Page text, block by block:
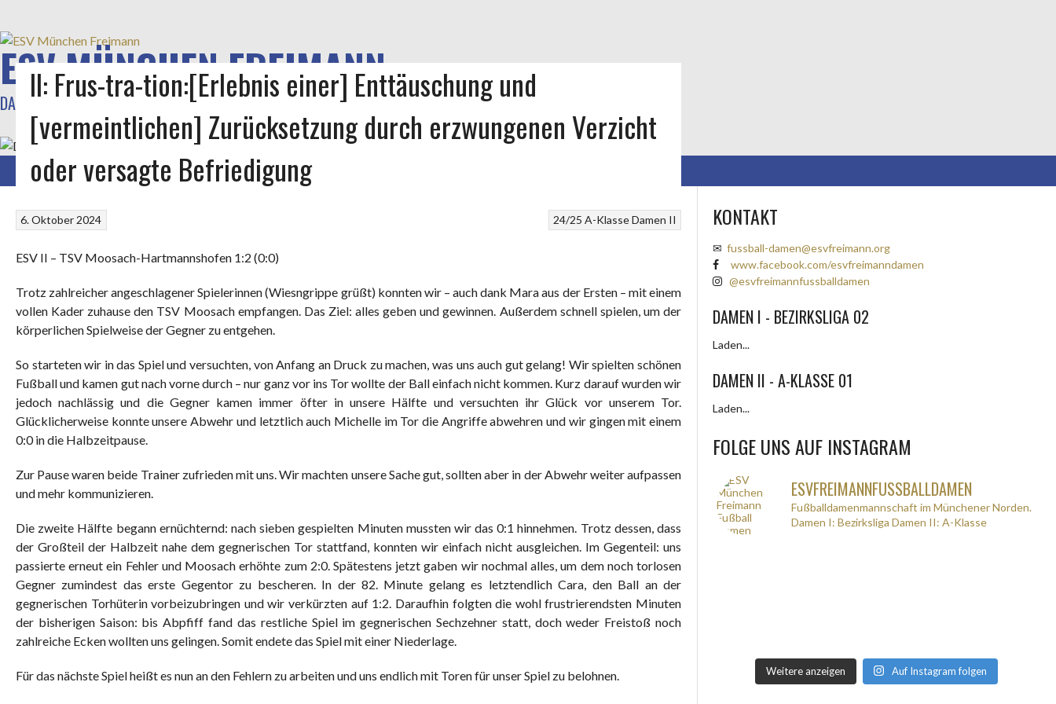
Inhalt
ESV MÜNCHEN FREIMANN
DAMEN I IN BZL 02 UND DAMEN II IN A-KLASSE 01
STARTSEITE GALERIE TRAINING SPIELBERICHTE KADER LIGABETRIEB
II: Frus-tra-tion:[Erlebnis einer] Enttäuschung und
[vermeintlichen] Zurücksetzung durch erzwungenen Verzicht
oder versagte Befriedigung
24/25 A-KlasseDamen II
6. Oktober 2024
ESV II – TSV Moosach-Hartmannshofen 1:2 (0:0)
Trotz zahlreicher angeschlagener Spielerinnen (Wiesngrippe grüßt) konnten wir – auch dank Mara aus der Ersten – mit einem
vollen Kader zuhause den TSV Moosach empfangen. Das Ziel: alles geben und gewinnen. Außerdem schnell spielen, um der
körperlichen Spielweise der Gegner zu entgehen.
So starteten wir in das Spiel und versuchten, von Anfang an Druck zu machen, was uns auch gut gelang! Wir spielten schönen
Fußball und kamen gut nach vorne durch – nur ganz vor ins Tor wollte der Ball einfach nicht kommen. Kurz darauf wurden wir
jedoch nachlässig und die Gegner kamen immer öfter in unsere Hälfte und versuchten ihr Glück vor unserem Tor.
Glücklicherweise konnte unsere Abwehr und letztlich auch Michelle im Tor die Angriffe abwehren und wir gingen mit einem
0:0 in die Halbzeitpause.
Zur Pause waren beide Trainer zufrieden mit uns. Wir machten unsere Sache gut, sollten aber in der Abwehr weiter aufpassen
und mehr kommunizieren.
Die zweite Hälfte begann ernüchternd: nach sieben gespielten Minuten mussten wir das 0:1 hinnehmen. Trotz dessen, dass
der Großteil der Halbzeit nahe dem gegnerischen Tor stattfand, konnten wir einfach nicht ausgleichen. Im Gegenteil: uns
passierte erneut ein Fehler und Moosach erhöhte zum 2:0. Spätestens jetzt gaben wir nochmal alles, um dem noch torlosen
Gegner zumindest das erste Gegentor zu bescheren. In der 82. Minute gelang es letztendlich Cara, den Ball an der
gegnerischen Torhüterin vorbeizubringen und wir verkürzten auf 1:2. Daraufhin folgten die wohl frustrierendsten Minuten
der bisherigen Saison: bis Abpfiff fand das restliche Spiel im gegnerischen Sechzehner statt, doch weder Freistoß noch
zahlreiche Ecken wollten uns gelingen. Somit endete das Spiel mit einer Niederlage.
Für das nächste Spiel heißt es nun an den Fehlern zu arbeiten und uns endlich mit Toren für unser Spiel zu belohnen.
KONTAKT
✉fussball-damen@esvfreimann.org
www.facebook.com/esvfreimanndamen
@esvfreimannfussballdamen
DAMEN I - BEZIRKSLIGA 02
Laden...
DAMEN II - A-KLASSE 01
Laden...
FOLGE UNS AUF INSTAGRAM
ESVFREIMANNFUSSBALLDAMEN
Fußballdamenmannschaft im Münchener Norden.
Damen I: Bezirksliga Damen II: A-Klasse
Weitere anzeigen Auf Instagram folgen